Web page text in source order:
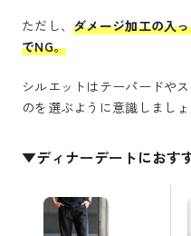
ただし、ダメージ加工の入
でNG。
シルエットはテーパードや
のを選ぶように意識しましょ
▼ディナーデートにおす